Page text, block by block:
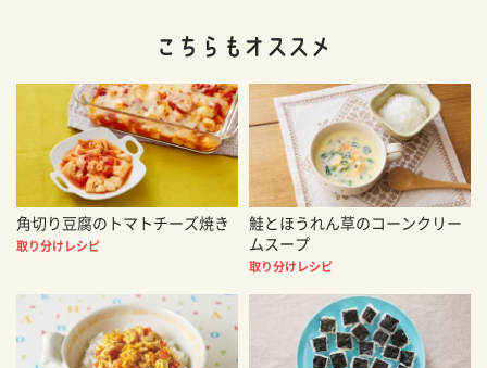
角切り豆腐のトマトチーズ焼き
取り分けレシピ
鮭とほうれん草のコーンクリー
ムスープ
取り分けレシピ